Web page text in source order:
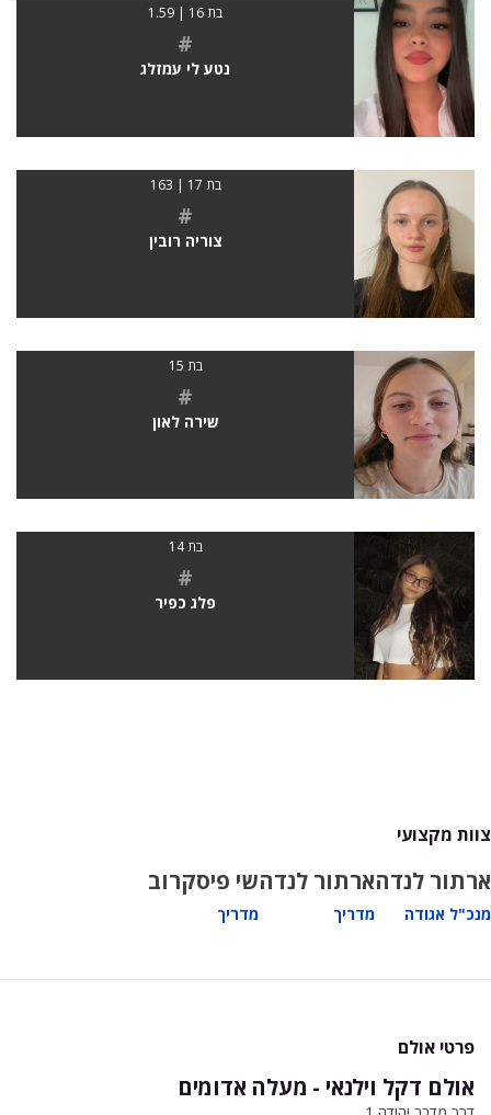
בת 16 | 1.59
#
נטע לי עמזלג
בת 17 | 163
#
צוריה רובין
בת 15
#
שירה לאון
בת 14
#
פלג כפיר
צוות מקצועי
ארתור לנדה
מנכ"ל אגודה
ארתור לנדה
מדריך
שי פיסקרוב
מדריך
פרטי אולם
אולם דקל וילנאי - מעלה אדומים